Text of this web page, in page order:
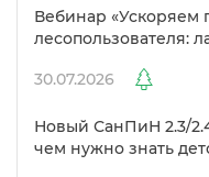
ебинар «Ускоряем
лесопользователя:
30.07.2026
Новый СанПиН 2.3/
чем нужно знать